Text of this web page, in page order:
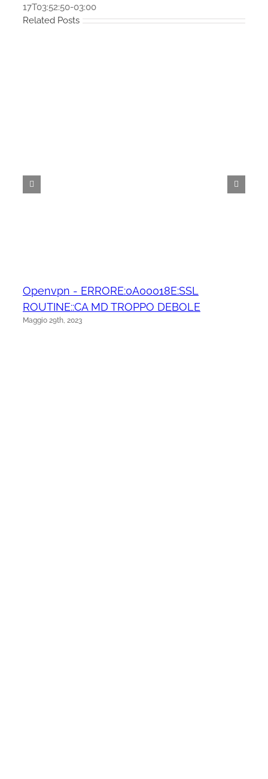
17T03:52:50-03:00
Related Posts
Openvpn - ERRORE:0A00018E:SSL
ROUTINE::CA MD TROPPO DEBOLE
Maggio 29th, 2023